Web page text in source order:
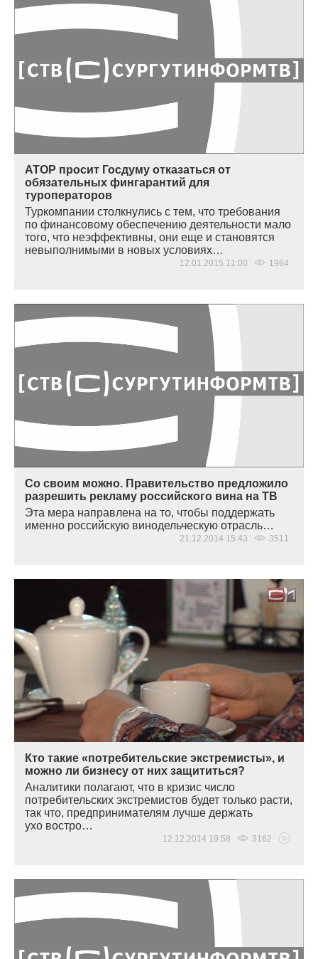
АТОР просит Госдуму отказаться от
обязательных фингарантий для
туроператоров
Туркомпании столкнулись с тем, что требования
по финансовому обеспечению деятельности мало
того, что неэффективны, они еще и становятся
невыполнимыми в новых условиях…
12.01.2015 11:00 1964
Со своим можно. Правительство предложило
разрешить рекламу российского вина на ТВ
Эта мера направлена на то, чтобы поддержать
именно российскую винодельческую отрасль…
21.12.2014 15:43 3511
Кто такие «потребительские экстремисты», и
можно ли бизнесу от них защититься?
Аналитики полагают, что в кризис число
потребительских экстремистов будет только расти,
так что, предпринимателям лучше держать
ухо востро…
12.12.2014 19:58 3162